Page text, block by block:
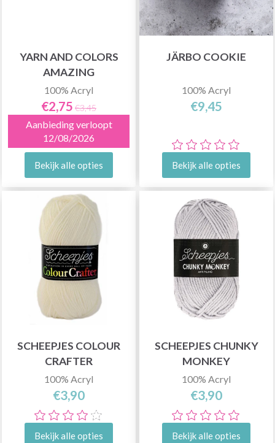
YARN AND COLORS
AMAZING
100% Acryl
€2,75 €3,45
Aanbieding verloopt
12/08/2026
Bekijk alle opties
JÄRBO COOKIE
100% Acryl
€9,45
Bekijk alle opties
SCHEEPJES COLOUR
CRAFTER
100% Acryl
€3,90
Bekijk alle opties
SCHEEPJES CHUNKY
MONKEY
100% Acryl
€3,90
Bekijk alle opties